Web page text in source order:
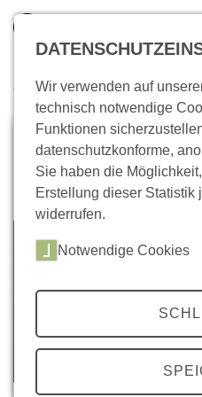
inkl. MwSt.
Zum
Wo bin ich?
Wir verwenden auf
technisch notwendige
Funktionen
datenschutzkonforme,
Sie haben die
Erstellung dieser Statistik
widerrufen.
Notwendige Cookies